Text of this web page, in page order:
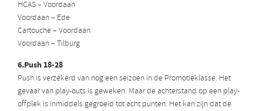
HCAS – Voordaan
Voordaan – Ede
Cartouche – Voordaan
Voordaan – Tilburg
6.Push 18-28
Push is verzekerd van nog een seizoen in de Promotieklasse. Het
gevaar van play-outs is geweken. Maar de achterstand op een play-
offplek is inmiddels gegroeid tot acht punten. Het kan zijn dat de